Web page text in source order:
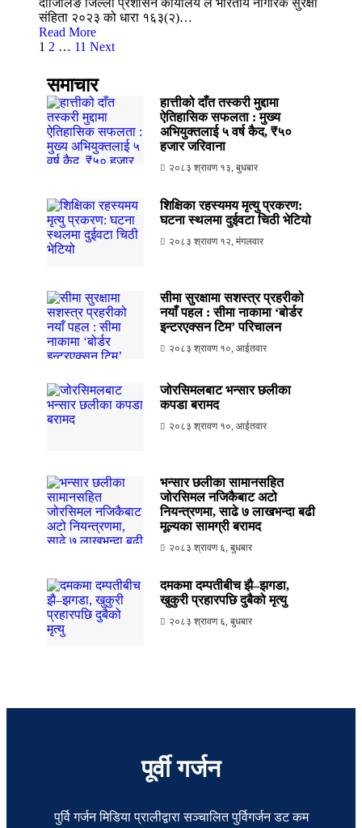
दार्जिलिङ जिल्ला प्रशासन कार्यालय ले भारतीय नागरिक सुरक्षा
संहिता २०२३ को धारा १६३(२)…
Read More
1 2 … 11 Next
समाचार
हात्तीको दाँत तस्करी मुद्दामा
ऐतिहासिक सफलता : मुख्य
अभियुक्तलाई ५ वर्ष कैद, ₹५०
हजार जरिवाना
२०८३ श्रावण १३, बुधबार
शिक्षिका रहस्यमय मृत्यु प्रकरण:
घटना स्थलमा दुईवटा चिठी भेटियो
२०८३ श्रावण १२, मंगलवार
सीमा सुरक्षामा सशस्त्र प्रहरीको
नयाँ पहल : सीमा नाकामा ‘बोर्डर
इन्टरएक्सन टिम’ परिचालन
२०८३ श्रावण १०, आईतवार
जोरसिमलबाट भन्सार छलीका
कपडा बरामद
२०८३ श्रावण १०, आईतवार
भन्सार छलीका सामानसहित
जोरसिमल नजिकैबाट अटो
नियन्त्रणमा, साढे ७ लाखभन्दा बढी
मूल्यका सामग्री बरामद
२०८३ श्रावण ६, बुधबार
दमकमा दम्पतीबीच झै–झगडा,
खुकुरी प्रहारपछि दुबैको मृत्यु
२०८३ श्रावण ६, बुधबार
पूर्वी गर्जन
पुर्वि गर्जन मिडिया प्रालीद्वारा सञ्चालित पुर्विगर्जन डट कम